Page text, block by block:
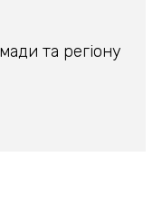
та регіону